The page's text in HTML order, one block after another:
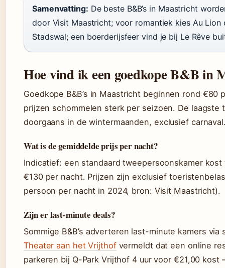
Samenvatting: De beste B&B’s in Maastricht
door Visit Maastricht; voor romantiek kies Au Lion
Stadswal; een boerderijsfeer vind je bij Le Rêve
Hoe vind ik een goedkope B&B in
Goedkope B&B’s in Maastricht beginnen rond €80
prijzen schommelen sterk per seizoen. De laagste
doorgaans in de wintermaanden, exclusief
Wat is de gemiddelde prijs per nacht?
Indicatief: een standaard tweepersoonskamer
€130 per nacht. Prijzen zijn exclusief
persoon per nacht in 2024, bron: Visit Maastricht).
Zijn er last-minute deals?
Sommige B&B’s adverteren last-minute kamers via
Theater aan het Vrijthofvermeldt dat een online
parkeren bij Q-Park Vrijthof 4 uur voor €21,00 kost